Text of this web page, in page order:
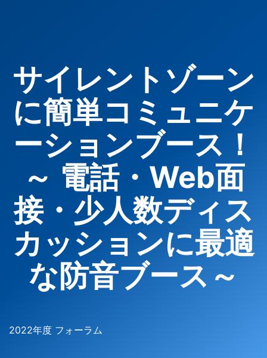
サイレントゾーン
に簡単コミュニケ
ーションブース！
～ 電話・Web面
接・少人数ディス
カッションに最適
な防音ブース～
2022年度 フォーラム